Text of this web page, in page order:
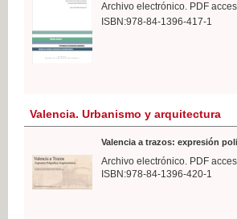
Archivo electrónico. PDF
ISBN:978-84-1396-417-1
Valencia. Urbanismo y arquitectura
Valencia a trazos: expresión
Archivo electrónico. PDF
ISBN:978-84-1396-420-1